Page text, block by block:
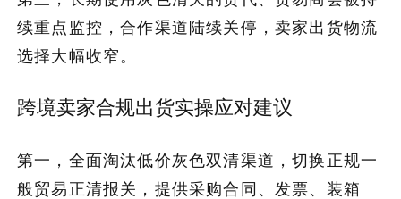
续重点监控，合作渠道陆续关停，卖家出货物流
选择大幅收窄。
跨境卖家合规出货实操应对建议
第一，全面淘汰低价灰色双清渠道，切换正规一
般贸易正清报关，提供采购合同、发票、装箱